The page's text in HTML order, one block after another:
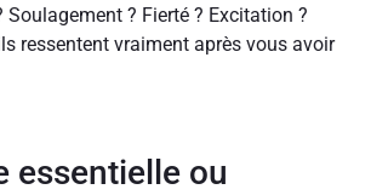
? Fierté ? Excitation ?
ressentent vraiment après vous avoir
essentielle ou